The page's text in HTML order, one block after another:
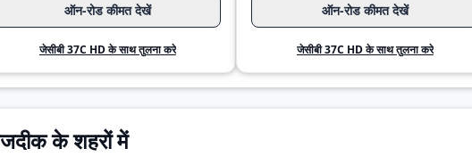
ऑन-रोड कीमत देखें
जेसीबी 37C HD के साथ तुलना करे
ऑन-रोड कीमत देखें
जेसीबी 37C HD के साथ तुलना करे
के शहरों में